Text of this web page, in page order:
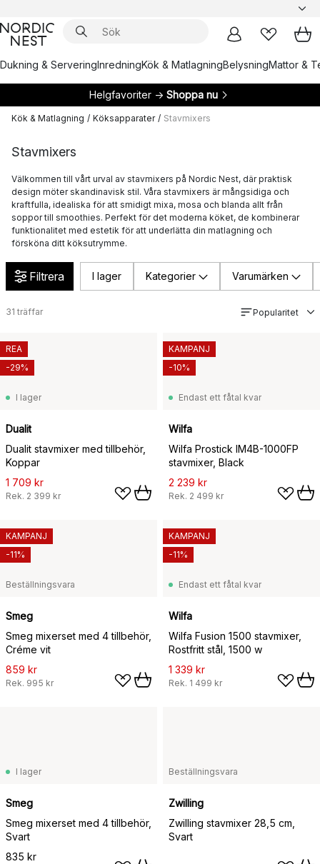
Dukning & ServeringInredningKök & MatlagningBelysningMattor &
Helgfavoriter → Shoppa nu
Kök & Matlagning / Köksapparater / Stavmixers
Stavmixers
Välkommen till vårt urval av stavmixers på Nordic Nest, där praktisk
design möter skandinavisk stil. Våra stavmixers är mångsidiga och
kraftfulla, idealiska för att smidigt mixa, mosa och blanda allt från
soppor till smoothies. Perfekt för det moderna köket, de kombinerar
funktionalitet med estetik för att underlätta din matlagning och
försköna ditt köksutrymme.
Filtrera I lager Kategorier Varumärken
31 träffar Popularitet
I lager
Dualit
Dualit stavmixer med tillbehör,
Koppar
1 709 kr
Rek. 2 399 kr
REA
-29%
Endast ett fåtal kvar
Wilfa
Wilfa Prostick IM4B-1000FP
stavmixer, Black
2 239 kr
Rek. 2 499 kr
KAMPANJ
-10%
Beställningsvara
Smeg
Smeg mixerset med 4 tillbehör,
Créme vit
859 kr
Rek. 995 kr
KAMPANJ
-11%
Endast ett fåtal kvar
Wilfa
Wilfa Fusion 1500 stavmixer,
Rostfritt stål, 1500 w
1 339 kr
Rek. 1 499 kr
KAMPANJ
-11%
I lager
Smeg
Smeg mixerset med 4 tillbehör,
Svart
835 kr
Beställningsvara
Zwilling
Zwilling stavmixer 28,5 cm,
Svart